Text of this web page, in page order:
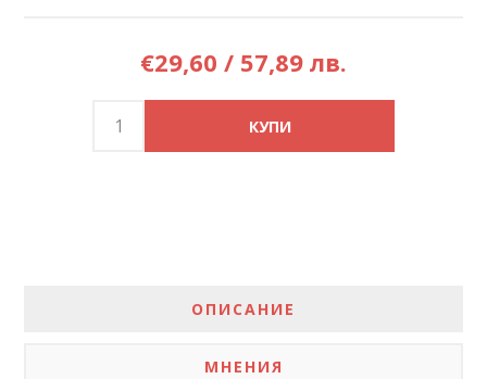
€29,60 / 57,89 лв.
ОПИСАНИЕ
МНЕНИЯ